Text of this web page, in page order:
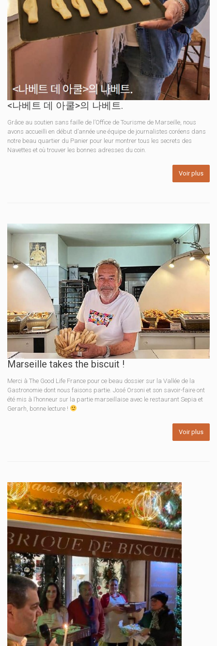
<나베트 데 아쿨>의 나베트.
Grâce au soutien sans faille de l’Office de Tourisme de Marseille, nous
avons accueilli en début d’année une équipe de journalistes coréens dans
notre beau quartier du Panier pour leur montrer tous les secrets des
Navettes et où trouver les bonnes adresses du coin.
Voir plus
Marseille takes the biscuit !
Merci à The Good Life France pour ce beau dossier sur la Vallée de la
Gastronomie dont nous faisons partie. José Orsoni et son savoir-faire ont
été mis à l’honneur sur la partie marseillaise avec le restaurant Sepia et
Gerarh, bonne lecture !
Voir plus